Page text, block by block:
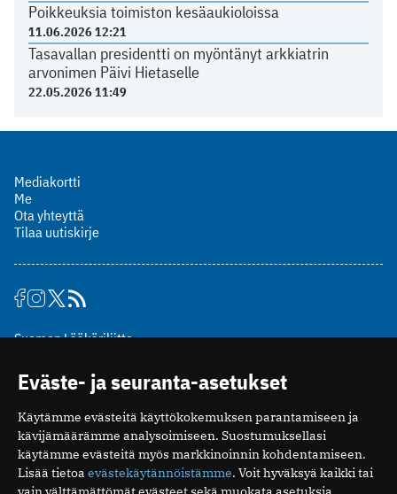
Poikkeuksia toimiston kesäaukioloissa
11.06.2026 12:21
Tasavallan presidentti on myöntänyt arkkiatrin
arvonimen Päivi Hietaselle
22.05.2026 11:49
Mediakortti
Me
Ota yhteyttä
Tilaa uutiskirje
Suomen Lääkäriliitto
00510 Helsinki
puh. (09) 393 091
toimitus@potilaanlaakarilehti.fi
ISSN 2323-9476
Eväste- ja seuranta-asetukset
Käytämme evästeitä käyttökokemuksen parantamiseen ja
kävijämäärämme analysoimiseen. Suostumuksellasi
käytämme evästeitä myös markkinoinnin kohdentamiseen.
Lisää tietoa evästekäytännöistämme. Voit hyväksyä kaikki tai